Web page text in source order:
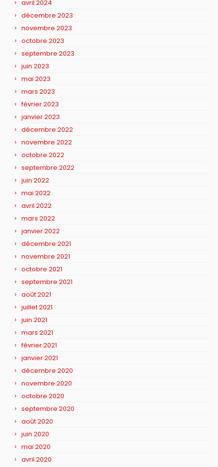
avril 2024
décembre 2023
novembre 2023
octobre 2023
septembre 2023
juin 2023
mai 2023
mars 2023
février 2023
janvier 2023
décembre 2022
novembre 2022
octobre 2022
septembre 2022
juin 2022
mai 2022
avril 2022
mars 2022
janvier 2022
décembre 2021
novembre 2021
octobre 2021
septembre 2021
août 2021
juillet 2021
juin 2021
mars 2021
février 2021
janvier 2021
décembre 2020
novembre 2020
octobre 2020
septembre 2020
août 2020
juin 2020
mai 2020
avril 2020